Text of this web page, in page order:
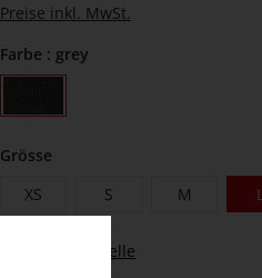
Preise inkl. MwSt.
Farbe : grey
Grösse
XS
S M L
zur Größentabelle